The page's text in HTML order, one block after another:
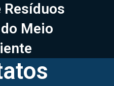
Resíduos
Meio